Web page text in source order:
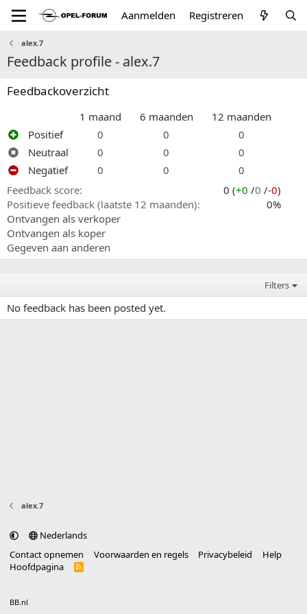
Aanmelden Registreren
alex.7
Feedback profile - alex.7
Feedbackoverzicht
1 maand 6 maanden
12 maanden
Positief
0 0
0
Neutraal
0 0
0
Negatief
0 0
0
Feedback score
0 (+0 /0 /-0)
Positieve feedback (laatste 12 maanden)
0%
Ontvangen als verkoper
Ontvangen als koper
Gegeven aan anderen
Filters
No feedback has been posted yet.
alex.7
Nederlands
Contact opnemen
Voorwaarden en regels Privacybeleid
Help
Hoofdpagina
R
BB.nl